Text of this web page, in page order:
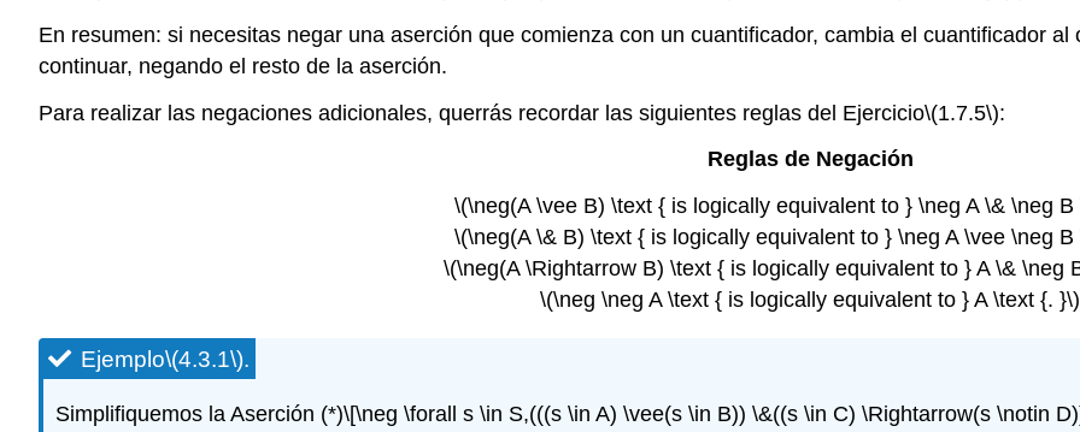
En resumen: si necesitas negar una aserción que comienza con un cuantificador, cambia el cuantificador al
continuar, negando el resto de la aserción.
Para realizar las negaciones adicionales, querrás recordar las siguientes reglas del Ejercicio\(1.7.5\):
Reglas de Negación
\(\neg(A \vee B) \text { is logically equivalent to } \neg A \& \neg B
\(\neg(A \& B) \text { is logically equivalent to } \neg A \vee \neg B
\(\neg(A \Rightarrow B) \text { is logically equivalent to } A \& \neg
\(\neg \neg A \text { is logically equivalent to } A \text {. }\)
Ejemplo\(4.3.1\).
Simplifiquemos la Aserción (*)\[\neg \forall s \in S,(((s \in A) \vee(s \in B)) \&((s \in C) \Rightarrow(s \notin